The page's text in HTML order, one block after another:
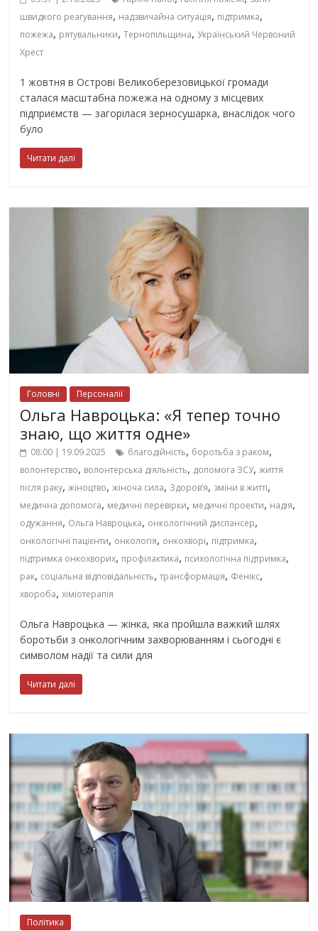
швидкого реагування, надзвичайна ситуація, підтримка,
пожежа, рятувальники,Тернопільщина, Український Червоний
Хрест
1 жовтня в Острові Великоберезовицької громади
сталася масштабна пожежа на одному з місцевих
підприємств — загорілася зерносушарка, внаслідок чого
було
Читати далі
Головні Персоналії
Ольга Навроцька: «Я тепер точно
знаю, що життя одне»
08:00 | 19.09.2025 благодійність, боротьба з раком,
волонтерство, волонтерська діяльність, допомога ЗСУ,життя
після раку,жіноцтво,жіноча сила, Здоров’я, зміни в житті,
медична допомога, медичні перевірки, медичні проекти, надія,
одужання, Ольга Навроцька, онкологічний диспансер,
онкологічні пацієнти, онкологія, онкохворі, підтримка,
підтримка онкохворих, профілактика, психологічна підтримка,
рак, соціальна відповідальність,трансформація, Фенікс,
хвороба,хіміотерапія
Ольга Навроцька — жінка, яка пройшла важкий шлях
боротьби з онкологічним захворюванням і сьогодні є
символом надії та сили для
Читати далі
Політика